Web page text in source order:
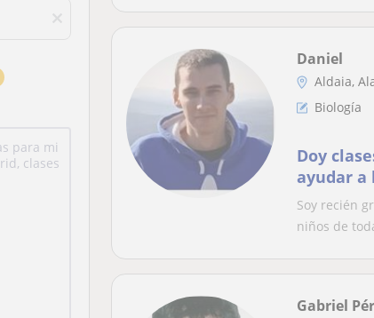
Daniel
Aldaia,
Biología
Doy
ayudar a
Soy recién
niños de
Gabriel